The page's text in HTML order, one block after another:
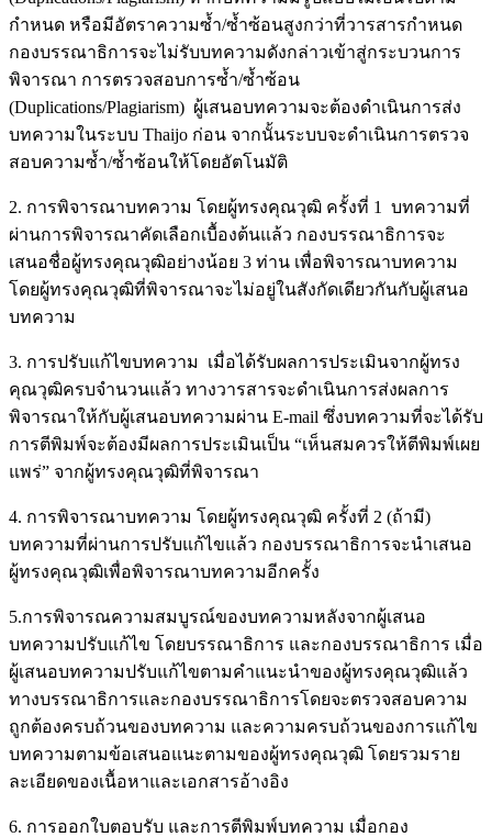
กำหนด หรือมีอัตราความซ้ำ/ซ้ำซ้อนสูงกว่าที่วารสารกำหนด
กองบรรณาธิการจะไม่รับบทความดังกล่าวเข้าสู่กระบวนการ
พิจารณา การตรวจสอบการซ้ำ/ซ้ำซ้อน
(Duplications/Plagiarism) ผู้เสนอบทความจะต้องดำเนินการส่ง
บทความในระบบ Thaijo ก่อน จากนั้นระบบจะดำเนินการตรวจ
สอบความซ้ำ/ซ้ำซ้อนให้โดยอัตโนมัติ
2. การพิจารณาบทความ โดยผู้ทรงคุณวุฒิ ครั้งที่ 1 บทความที่
ผ่านการพิจารณาคัดเลือกเบื้องต้นแล้ว กองบรรณาธิการจะ
เสนอชื่อผู้ทรงคุณวุฒิอย่างน้อย 3 ท่าน เพื่อพิจารณาบทความ
โดยผู้ทรงคุณวุฒิที่พิจารณาจะไม่อยู่ในสังกัดเดียวกันกับผู้เสนอ
บทความ
3. การปรับแก้ไขบทความ เมื่อได้รับผลการประเมินจากผู้ทรง
คุณวุฒิครบจำนวนแล้ว ทางวารสารจะดำเนินการส่งผลการ
พิจารณาให้กับผู้เสนอบทความผ่าน E-mail ซึ่งบทความที่จะได้รับ
การตีพิมพ์จะต้องมีผลการประเมินเป็น “เห็นสมควรให้ตีพิมพ์เผย
แพร่” จากผู้ทรงคุณวุฒิที่พิจารณา
4. การพิจารณาบทความ โดยผู้ทรงคุณวุฒิ ครั้งที่ 2 (ถ้ามี)
บทความที่ผ่านการปรับแก้ไขแล้ว กองบรรณาธิการจะนำเสนอ
ผู้ทรงคุณวุฒิเพื่อพิจารณาบทความอีกครั้ง
5.การพิจารณความสมบูรณ์ของบทความหลังจากผู้เสนอ
บทความปรับแก้ไข โดยบรรณาธิการ และกองบรรณาธิการ เมื่อ
ผู้เสนอบทความปรับแก้ไขตามคำแนะนำของผู้ทรงคุณวุฒิแล้ว
ทางบรรณาธิการและกองบรรณาธิการโดยจะตรวจสอบความ
ถูกต้องครบถ้วนของบทความ และความครบถ้วนของการแก้ไข
บทความตามข้อเสนอแนะตามของผู้ทรงคุณวุฒิ โดยรวมราย
ละเอียดของเนื้อหาและเอกสารอ้างอิง
6. การออกใบตอบรับ และการตีพิมพ์บทความ เมื่อกอง